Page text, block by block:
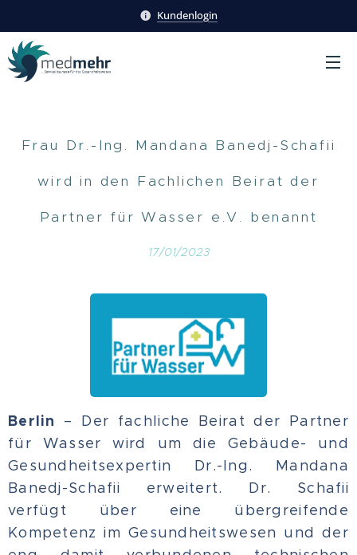
Kundenlogin
Frau Dr.-Ing. Mandana Banedj-Schafii
wird in den Fachlichen Beirat der
Partner für Wasser e.V. benannt
17/01/2023
Berlin
– Der fachliche Beirat der Partner
für Wasser wird um die Gebäude- und
Gesundheitsexpertin Dr.-Ing. Mandana
Banedj-Schafii erweitert. Dr. Schafii
verfügt über eine übergreifende
Kompetenz im Gesundheitswesen und der